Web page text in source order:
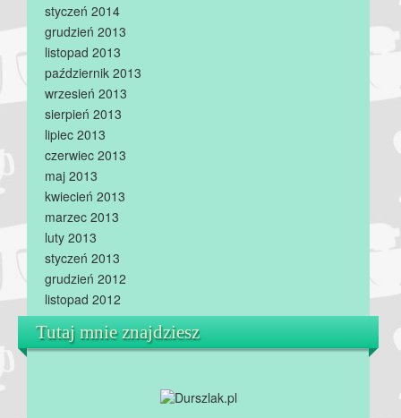
styczeń 2014
grudzień 2013
listopad 2013
październik 2013
wrzesień 2013
sierpień 2013
lipiec 2013
czerwiec 2013
maj 2013
kwiecień 2013
marzec 2013
luty 2013
styczeń 2013
grudzień 2012
listopad 2012
Tutaj mnie znajdziesz